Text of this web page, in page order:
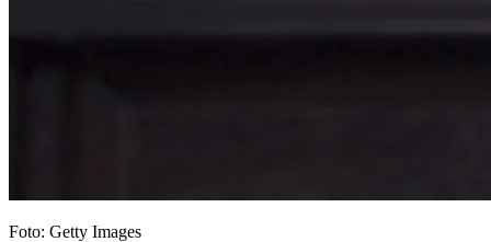
Foto: Getty Images